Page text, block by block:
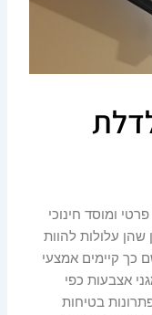
ומוסד חינוכי
שהן עלולות להוות
כך קיימים אמצעי
אצבעות כפי
בטיחות